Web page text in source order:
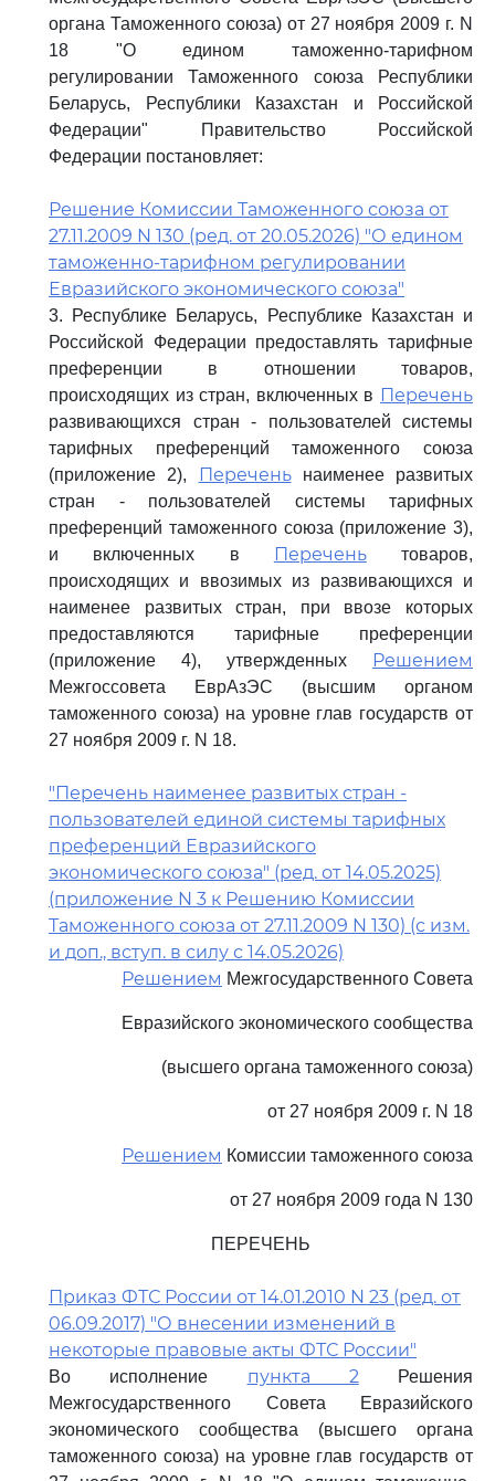
органа Таможенного союза) от 27 ноября 2009 г. N
18 "О едином таможенно-тарифном
регулировании Таможенного союза Республики
Беларусь, Республики Казахстан и Российской
Федерации" Правительство Российской
Федерации постановляет:
Решение Комиссии Таможенного союза от
27.11.2009 N 130 (ред. от 20.05.2026) "О едином
таможенно-тарифном регулировании
Евразийского экономического союза"
3. Республике Беларусь, Республике Казахстан и
Российской Федерации предоставлять тарифные
преференции в отношении товаров,
происходящих из стран, включенных в Перечень
развивающихся стран - пользователей системы
тарифных преференций таможенного союза
(приложение 2),
Переченьнаименее развитых
стран - пользователей системы тарифных
преференций таможенного союза (приложение 3),
и включенных в
Переченьтоваров,
происходящих и ввозимых из развивающихся и
наименее развитых стран, при ввозе которых
предоставляются тарифные преференции
(приложение 4), утвержденных
Решением
Межгоссовета ЕврАзЭС (высшим органом
таможенного союза) на уровне глав государств от
27 ноября 2009 г. N 18.
"Перечень наименее развитых стран -
пользователей единой системы тарифных
преференций Евразийского
экономического союза" (ред. от 14.05.2025)
(приложение N 3 к Решению Комиссии
Таможенного союза от 27.11.2009 N 130) (с изм.
и доп., вступ. в силу с 14.05.2026)
Решением Межгосударственного Совета
Евразийского экономического сообщества
(высшего органа таможенного союза)
от 27 ноября 2009 г. N 18
Решением Комиссии таможенного союза
от 27 ноября 2009 года N 130
ПЕРЕЧЕНЬ
Приказ ФТС России от 14.01.2010 N 23 (ред. от
06.09.2017) "О внесении изменений в
некоторые правовые акты ФТС России"
Во исполнение пункта 2 Решения
Межгосударственного Совета Евразийского
экономического сообщества (высшего органа
таможенного союза) на уровне глав государств от